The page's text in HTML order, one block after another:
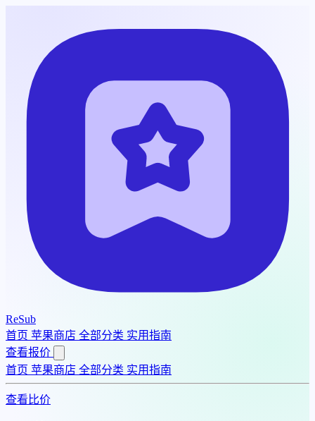
ReSub
首页 苹果商店 全部分类 实用指南
查看报价
首页 苹果商店 全部分类 实用指南
查看比价